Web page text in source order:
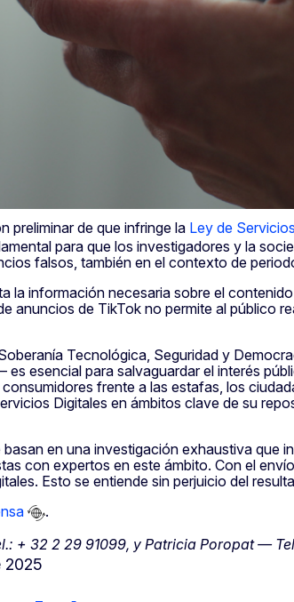
preliminar de que infringe la Ley de
para que los investigadores y la
falsos, también en el contexto de
la información necesaria sobre el
anuncios de TikTok no permite al público
Tecnológica, Seguridad y
esencial para salvaguardar el interés
frente a las estafas, los
Digitales en ámbitos clave de su
en una investigación exhaustiva
con expertos en este ámbito. Con el
Esto se entiende sin perjuicio del
.
+ 32 2 29 91099, y Patricia Poropat —
2025